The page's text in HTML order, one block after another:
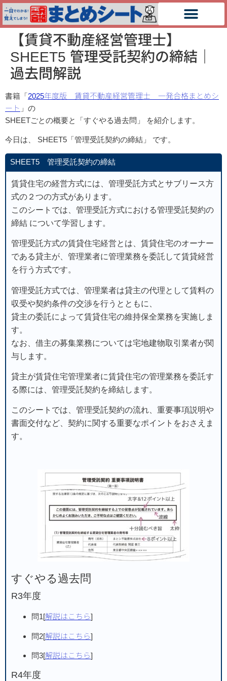
【賃貸不動産経営管理士】
SHEET5 管理受託契約の締結｜
過去問解説
書籍「2025年度版 賃貸不動産経営管理士 一発合格まとめシ
ート 」の
SHEETごとの概要と「すぐやる過去問」 を紹介します。
今日は、 SHEET5 「管理受託契約の締結」 です。
SHEET5 管理受託契約の締結
賃貸住宅の経営方式には、 管理受託方式とサブリース方
式の２つの方式があります。
このシートでは、管理受託方式における管理受託契約の
締結 について学習します。
管理受託方式の賃貸住宅経営とは、賃貸住宅のオーナー
である貸主が、 管理業者に管理業務を委託して賃貸経営
を行う方式です。
管理受託方式では、管理業者は貸主の代理として賃料の
収受や契約条件の交渉を行うとともに、
貸主の委託によって賃貸住宅の維持保全業務を実施しま
す。
なお、借主の募集業務については宅地建物取引業者が関
与します。
貸主が賃貸住宅管理業者に賃貸住宅の管理業務を委託す
る際には、 管理受託契約を締結します。
このシートでは、管理受託契約の流れ、重要事項説明や
書面交付など、契約に関する重要なポイントをおさえま
す。
すぐやる過去問
R3年度
問1[解説はこちら]
問2[解説はこちら]
問3[解説はこちら]
R4年度